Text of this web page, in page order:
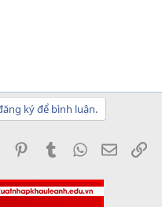
ký để bình luận.
Reddit PinterestTumblrWhatsApp
Email